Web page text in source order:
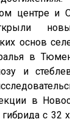
центре и
основ
в
и
в
с 32